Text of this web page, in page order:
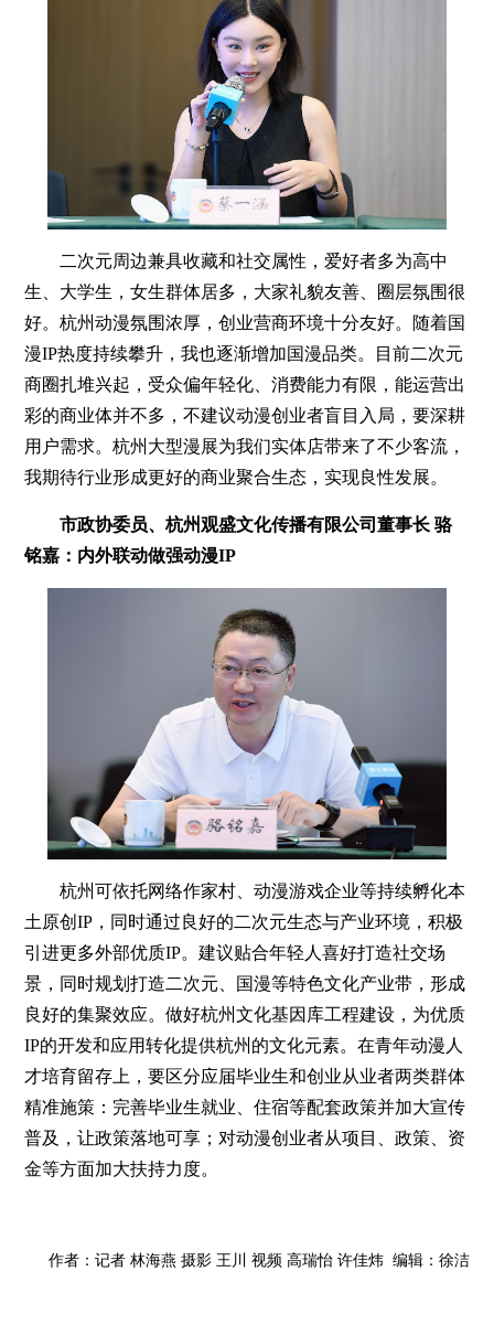
二次元周边兼具收藏和社交属性，爱好者多为高中
生、大学生，女生群体居多，大家礼貌友善、圈层氛围很
好。杭州动漫氛围浓厚，创业营商环境十分友好。随着国
漫IP热度持续攀升，我也逐渐增加国漫品类。目前二次元
商圈扎堆兴起，受众偏年轻化、消费能力有限，能运营出
彩的商业体并不多，不建议动漫创业者盲目入局，要深耕
用户需求。杭州大型漫展为我们实体店带来了不少客流，
我期待行业形成更好的商业聚合生态，实现良性发展。
市政协委员、杭州观盛文化传播有限公司董事长 骆
铭嘉：内外联动做强动漫IP
杭州可依托网络作家村、动漫游戏企业等持续孵化本
土原创IP，同时通过良好的二次元生态与产业环境，积极
引进更多外部优质IP。建议贴合年轻人喜好打造社交场
景，同时规划打造二次元、国漫等特色文化产业带，形成
良好的集聚效应。做好杭州文化基因库工程建设，为优质
IP的开发和应用转化提供杭州的文化元素。在青年动漫人
才培育留存上，要区分应届毕业生和创业从业者两类群体
精准施策：完善毕业生就业、住宿等配套政策并加大宣传
普及，让政策落地可享；对动漫创业者从项目、政策、资
金等方面加大扶持力度。
作者：​记者 林海燕 摄影 王川 视频 高瑞怡 许佳炜 编辑：徐洁